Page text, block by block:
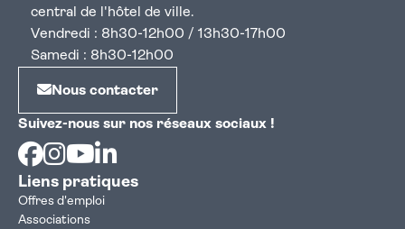
central de l'hôtel de ville.
Vendredi : 8h30-12h00 / 13h30-17h00
Samedi : 8h30-12h00
Nous contacter
Suivez-nous sur nos réseaux sociaux !
Facebook
Instagram
Youtube
Liens pratiques
Offres d'emploi
Associations